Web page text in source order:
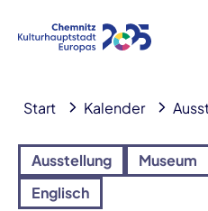
Start Kalender
Ausstellung Museum
Englisch